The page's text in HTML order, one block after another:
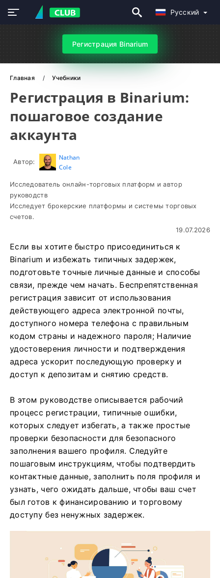
Русский
Регистрация Binarium
Главная Учебники
Регистрация в Binarium:
пошаговое создание
аккаунта
Автор:
Nathan
Cole
Исследователь онлайн-торговых платформ и автор
руководств
Исследует брокерские платформы и системы торговых
счетов.
19.07.2026
Если вы хотите быстро присоединиться к
Binarium и избежать типичных задержек,
подготовьте точные личные данные и способы
связи, прежде чем начать. Беспрепятственная
регистрация зависит от использования
действующего адреса электронной почты,
доступного номера телефона с правильным
кодом страны и надежного пароля; Наличие
удостоверения личности и подтверждения
адреса ускорит последующую проверку и
доступ к депозитам и снятию средств.
В этом руководстве описывается рабочий
процесс регистрации, типичные ошибки,
которых следует избегать, а также простые
проверки безопасности для безопасного
заполнения вашего профиля. Следуйте
пошаговым инструкциям, чтобы подтвердить
контактные данные, заполнить поля профиля и
узнать, чего ожидать дальше, чтобы ваш счет
был готов к финансированию и торговому
доступу без ненужных задержек.